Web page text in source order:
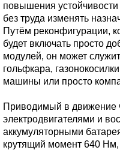
повышения
без труда изменять
Путём реконфигурации,
будет включать просто
модулей, он может
гольфкара,
машины или просто
Приводимый в движение
электродвигателями и
аккумуляторными
крутящий момент 640 Нм,